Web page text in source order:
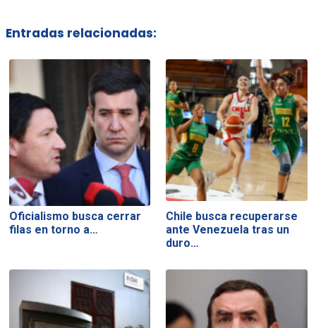
Entradas relacionadas:
Oficialismo busca cerrar
filas en torno a…
Chile busca recuperarse
ante Venezuela tras un
duro…